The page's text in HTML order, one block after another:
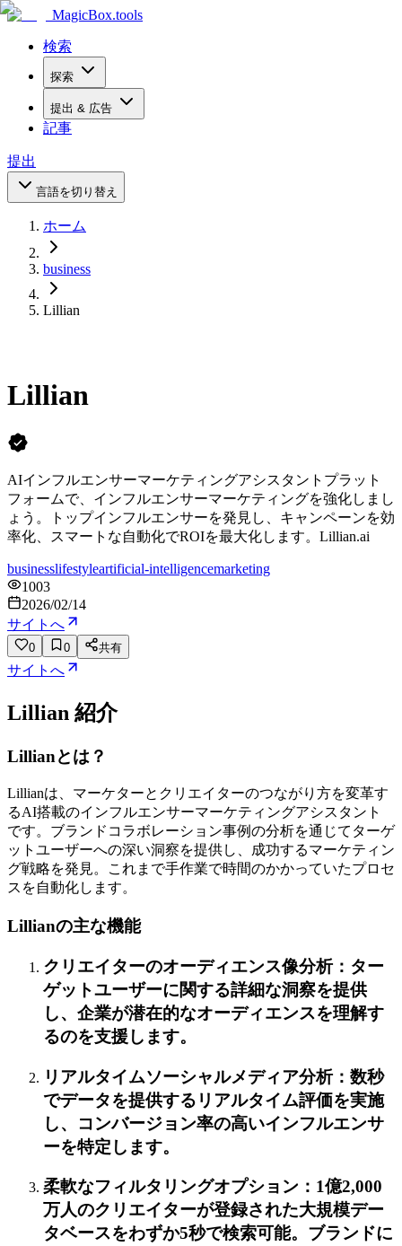
MagicBox.tools
検索
探索
提出 & 広告
記事
提出
言語を切り替え
ホーム
business
Lillian
Lillian
AIインフルエンサーマーケティングアシスタントプラット
フォームで、インフルエンサーマーケティングを強化しまし
ょう。トップインフルエンサーを発見し、キャンペーンを効
率化、スマートな自動化でROIを最大化します。Lillian.ai
businesslifestyleartificial-intelligencemarketing
1003
2026/02/14
サイトへ
0 0 共有
サイトへ
Lillian 紹介
Lillianとは？
Lillianは、マーケターとクリエイターのつながり方を変革す
るAI搭載のインフルエンサーマーケティングアシスタント
です。ブランドコラボレーション事例の分析を通じてターゲ
ットユーザーへの深い洞察を提供し、成功するマーケティン
グ戦略を発見。これまで手作業で時間のかかっていたプロセ
スを自動化します。
Lillianの主な機能
クリエイターのオーディエンス像分析：ター
ゲットユーザーに関する詳細な洞察を提供
し、企業が潜在的なオーディエンスを理解す
るのを支援します。
リアルタイムソーシャルメディア分析：数秒
でデータを提供するリアルタイム評価を実施
し、コンバージョン率の高いインフルエンサ
ーを特定します。
柔軟なフィルタリングオプション：1億2,000
万人のクリエイターが登録された大規模デー
タベースをわずか5秒で検索可能。ブランドに